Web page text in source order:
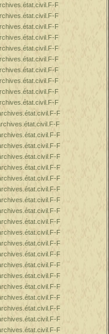
F
F
F
F
F
F
F
F
F
F
F
F
F
F
F
F
F
F
F
F
F
F
F
F
F
F
F
F
F
F
F